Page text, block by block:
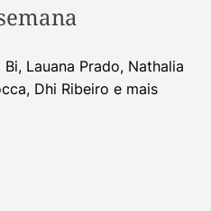
Lauana Prado, Nathalia
Dhi Ribeiro e mais